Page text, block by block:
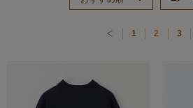
価格が高い順1 2 3